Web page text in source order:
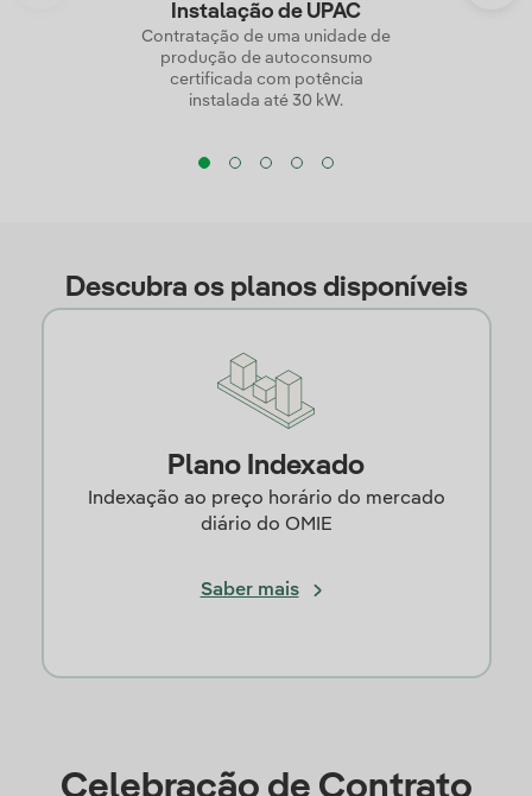
Instalação de UPAC
Contratação de uma unidade de
produção de autoconsumo
certificada com potência
instalada até 30 kW.
Descubra os planos disponíveis
Plano Indexado
Indexação ao preço horário do mercado
diário do OMIE
Saber mais
Celebração de Contrato